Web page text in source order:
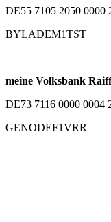
DE55 7105 2050 0000
BYLADEM1TST
meine Volksbank
DE73 7116 0000 0004
GENODEF1VRR